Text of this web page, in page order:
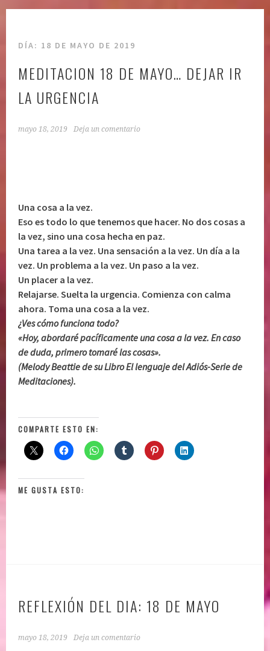
DÍA: 18 DE MAYO DE 2019
MEDITACION 18 DE MAYO… DEJAR IR
LA URGENCIA
mayo 18, 2019 Deja un comentario
Una cosa a la vez.
Eso es todo lo que tenemos que hacer. No dos cosas a
la vez, sino una cosa hecha en paz.
Una tarea a la vez. Una sensación a la vez. Un día a la
vez. Un problema a la vez. Un paso a la vez.
Un placer a la vez.
Relajarse. Suelta la urgencia. Comienza con calma
ahora. Toma una cosa a la vez.
¿Ves cómo funciona todo?
«Hoy, abordaré pacíficamente una cosa a la vez. En caso
de duda, primero tomaré las cosas».
(Melody Beattie de su Libro El lenguaje del Adiós-Serie de
Meditaciones).
COMPARTE ESTO EN:
ME GUSTA ESTO:
REFLEXIÓN DEL DIA: 18 DE MAYO
mayo 18, 2019 Deja un comentario